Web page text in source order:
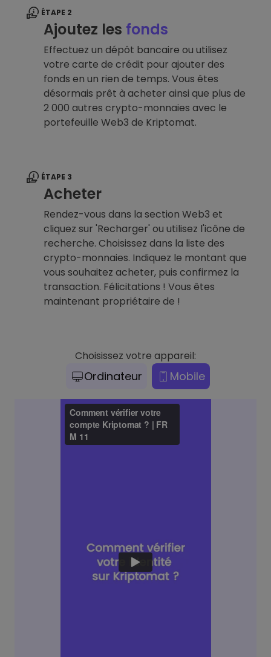
ÉTAPE 2
Ajoutez les fonds
Effectuez un dépôt bancaire ou utilisez
votre carte de crédit pour ajouter des
fonds en un rien de temps. Vous êtes
désormais prêt à acheter ainsi que plus de
2 000 autres crypto-monnaies avec le
portefeuille Web3 de Kriptomat.
ÉTAPE 3
Acheter
Rendez-vous dans la section Web3 et
cliquez sur 'Recharger' ou utilisez l'icône de
recherche. Choisissez dans la liste des
crypto-monnaies. Indiquez le montant que
vous souhaitez acheter, puis confirmez la
transaction. Félicitations ! Vous êtes
maintenant propriétaire de !
Choisissez votre appareil:
Ordinateur Mobile